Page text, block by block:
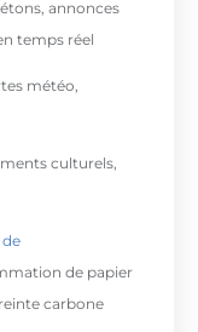
annonces
temps réel
météo,
culturels,
de papier
carbone